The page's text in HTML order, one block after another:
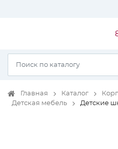
Главная Каталог
Детская мебель
Детские